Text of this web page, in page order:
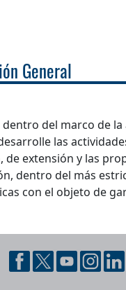
General
del marco de
las
de extensión y las
dentro del más
con el objeto de
con información de